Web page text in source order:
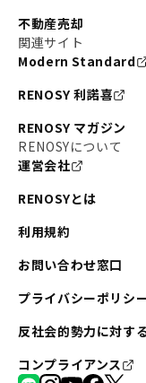
不動産売却
関連サイト
Modern Standard
RENOSY 利諾喜
RENOSY マガジン
RENOSYについて
運営会社
RENOSYとは
利用規約
お問い合わせ窓口
プライバシーポリシ
反社会的勢力に対す
コンプライアンス